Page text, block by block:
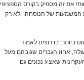
את זה מספיק בקורס הספציפי
המשמעות של הנוסחה, ולא רק
ביותר, בו רוצים לאמוד
אחוז הגברים שגובהם מעל
שאציג נכונים גם